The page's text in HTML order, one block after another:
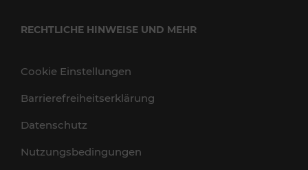
RECHTLICHE HINWEISE UND MEHR
Cookie Einstellungen
Barrierefreiheitserklärung
Datenschutz
Nutzungsbedingungen